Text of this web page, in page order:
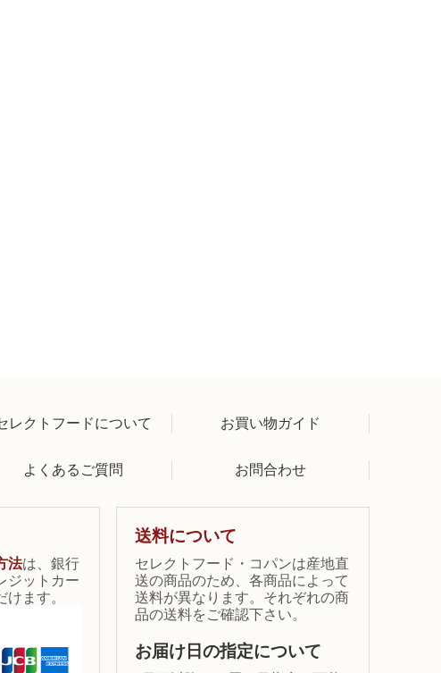
レクトフードについて お買い物ガイド
よくあるご質問 お問合わせ
法は、銀行
ジットカー
けます。
送料について
セレクトフード・コパンは産地直
送の商品のため、各商品によって
送料が異なります。それぞれの商
品の送料をご確認下さい。
お届け日の指定について